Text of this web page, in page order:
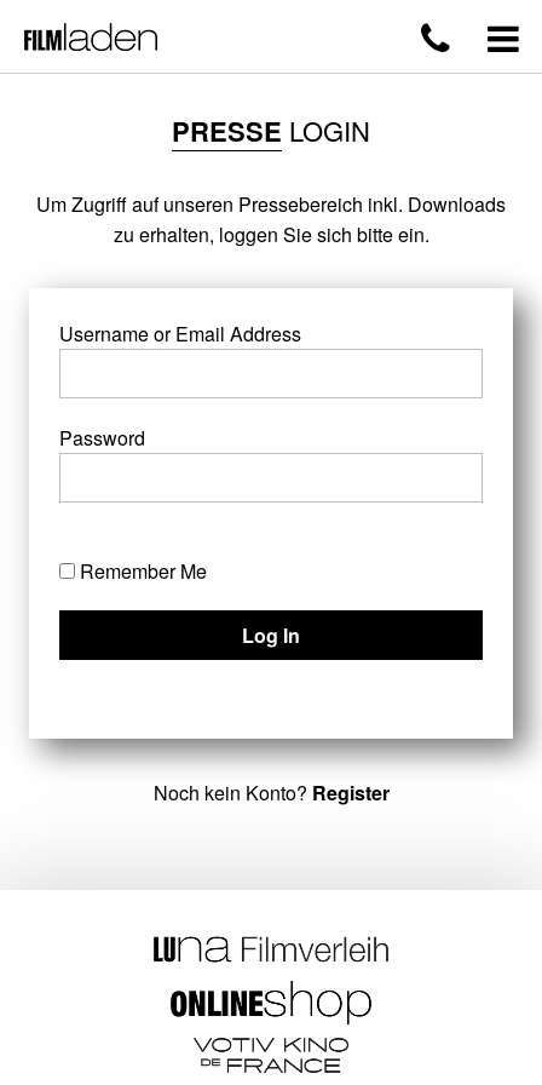
PRESSE LOGIN
Um Zugriff auf unseren Pressebereich inkl. Downloads
zu erhalten, loggen Sie sich bitte ein.
Username or Email Address
Password
Remember Me
Noch kein Konto? Register